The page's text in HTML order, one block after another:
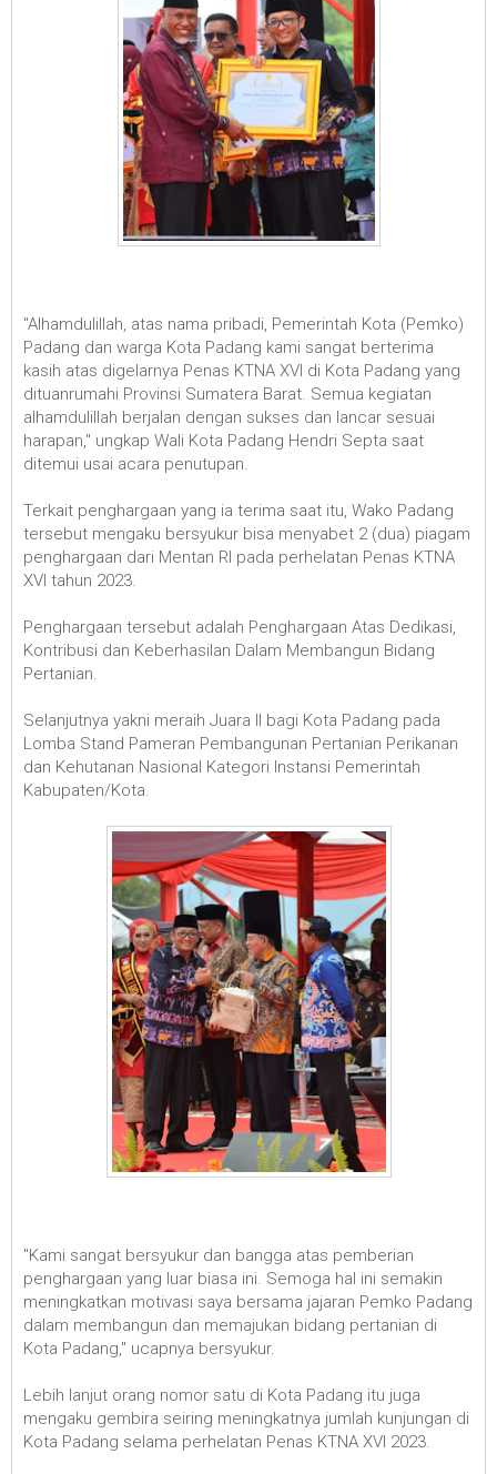
"Alhamdulillah, atas nama pribadi, Pemerintah Kota (Pemko)
Padang dan warga Kota Padang kami sangat berterima
kasih atas digelarnya Penas KTNA XVI di Kota Padang yang
dituanrumahi Provinsi Sumatera Barat. Semua kegiatan
alhamdulillah berjalan dengan sukses dan lancar sesuai
harapan," ungkap Wali Kota Padang Hendri Septa saat
ditemui usai acara penutupan.
Terkait penghargaan yang ia terima saat itu, Wako Padang
tersebut mengaku bersyukur bisa menyabet 2 (dua) piagam
penghargaan dari Mentan RI pada perhelatan Penas KTNA
XVI tahun 2023.
Penghargaan tersebut adalah Penghargaan Atas Dedikasi,
Kontribusi dan Keberhasilan Dalam Membangun Bidang
Pertanian.
Selanjutnya yakni meraih Juara II bagi Kota Padang pada
Lomba Stand Pameran Pembangunan Pertanian Perikanan
dan Kehutanan Nasional Kategori Instansi Pemerintah
Kabupaten/Kota.
"Kami sangat bersyukur dan bangga atas pemberian
penghargaan yang luar biasa ini. Semoga hal ini semakin
meningkatkan motivasi saya bersama jajaran Pemko Padang
dalam membangun dan memajukan bidang pertanian di
Kota Padang," ucapnya bersyukur.
Lebih lanjut orang nomor satu di Kota Padang itu juga
mengaku gembira seiring meningkatnya jumlah kunjungan di
Kota Padang selama perhelatan Penas KTNA XVI 2023.